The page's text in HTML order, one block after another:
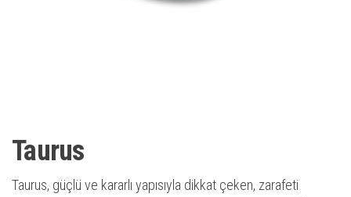
Taurus
Taurus, güçlü ve kararlı yapısıyla dikkat çeken, zarafeti